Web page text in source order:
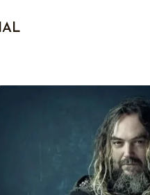
Hoje, 04/08, é aniversário
compositor...
1 0